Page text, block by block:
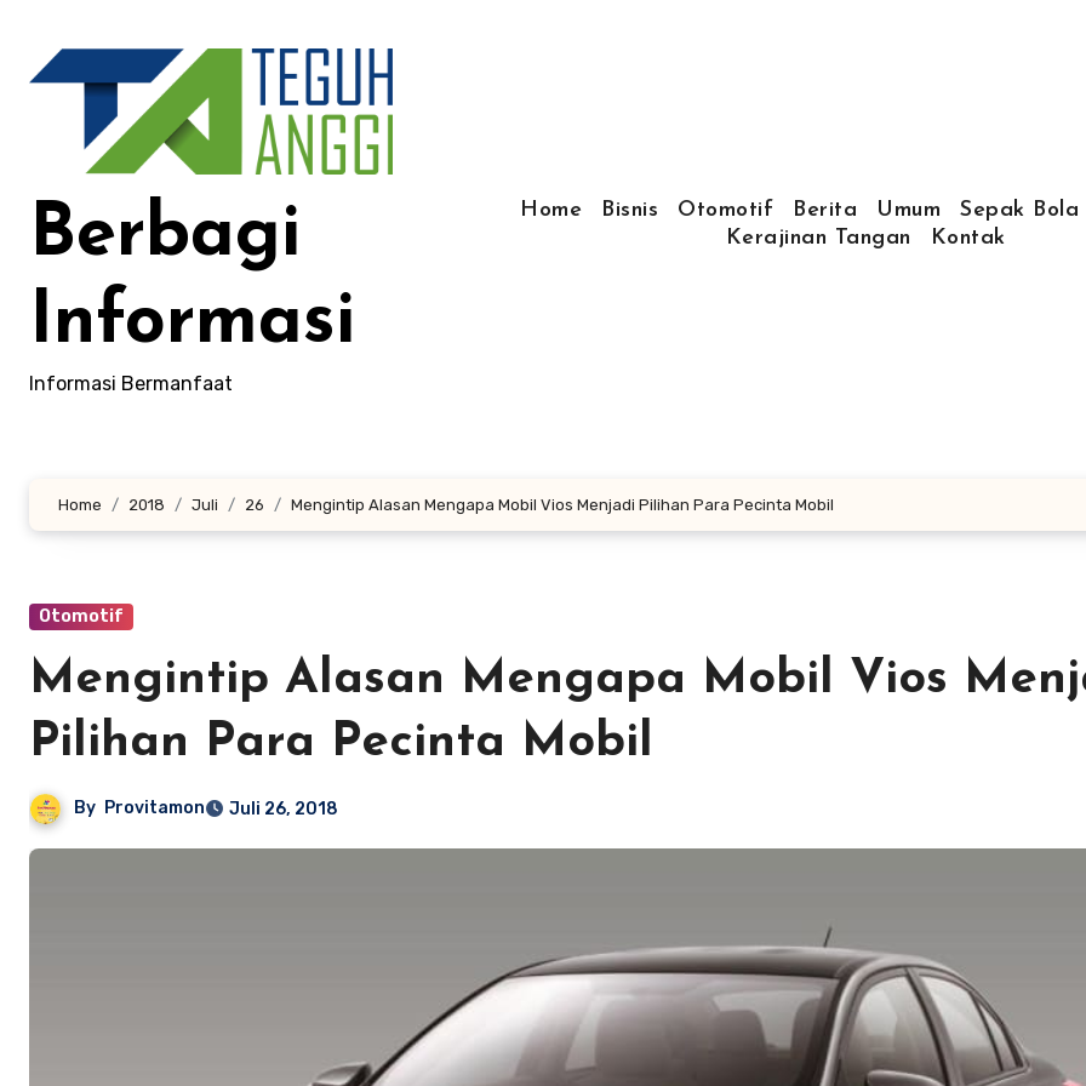
konten
Berbagi
Informasi
Informasi Bermanfaat
Home Bisnis Otomotif Berita Umum
Sepak Bola
Kerajinan Tangan
Kontak
Home 2018 Juli 26 Mengintip Alasan Mengapa Mobil Vios Menjadi Pilihan Para Pecinta Mobil
Otomotif
Mengintip Alasan Mengapa Mobil Vios
Pilihan Para Pecinta Mobil
By Provitamon Juli 26, 2018